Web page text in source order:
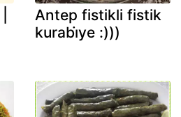
Antep fistikli fistik
kurabi̇ye :)))